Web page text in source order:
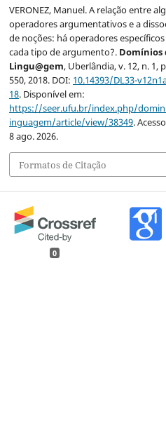
VERONEZ, Manuel. A relação entre
operadores argumentativos e a
de noções: há operadores
cada tipo de argumento?. Domínios
Lingu@gem, Uberlândia, v. 12, n. 1,
550, 2018. DOI: 10.14393/DL33-
18. Disponível em:
https://seer.ufu.br/index.php/
inguagem/article/view/38349.
8 ago. 2026.
Formatos de Citação
0